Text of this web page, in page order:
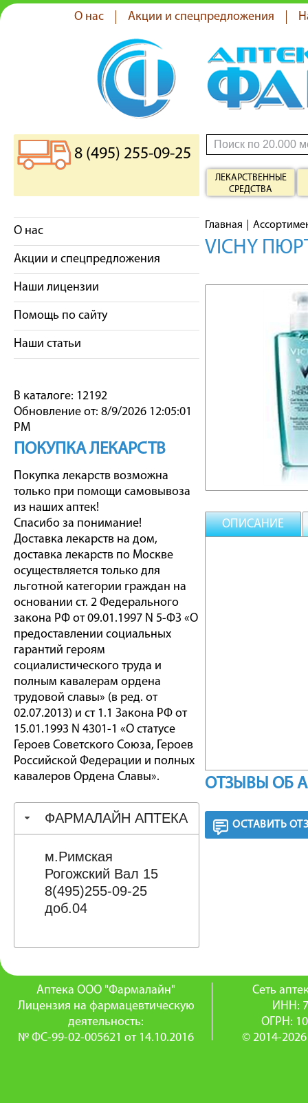
О нас Акции и спецпредложения
8 (495) 255-09-25
ЛЕКАРСТВЕННЫЕ
СРЕДСТВА
О нас
Акции и спецпредложения
Наши лицензии
Помощь по сайту
Наши статьи
В каталоге: 12192
Обновление от: 8/9/2026 12:05:01
PM
ПОКУПКА ЛЕКАРСТВ
Покупка лекарств возможна
только при помощи самовывоза
из наших аптек!
Спасибо за понимание!
Доставка лекарств на дом,
доставка лекарств по Москве
осуществляется только для
льготной категории граждан на
основании ст. 2 Федерального
закона РФ от 09.01.1997 N 5-ФЗ «О
предоставлении социальных
гарантий героям
социалистического труда и
полным кавалерам ордена
трудовой славы» (в ред. от
02.07.2013) и ст 1.1 Закона РФ от
15.01.1993 N 4301-1 «О статусе
Героев Советского Союза, Героев
Российской Федерации и полных
кавалеров Ордена Славы».
ФАРМАЛАЙН АПТЕКА
м.Римская
Рогожский Вал 15
8(495)255-09-25
доб.04
Главная
VICHY
ОПИСАНИЕ
ОТЗЫВЫ ОБ
ОСТАВИТЬ
Аптека ООО "Фармалайн"
Лицензия на фармацевтическую
деятельность:
№ ФС-99-02-005621 от 14.10.2016
Сеть
ИНН:
ОГРН:
© 2014-